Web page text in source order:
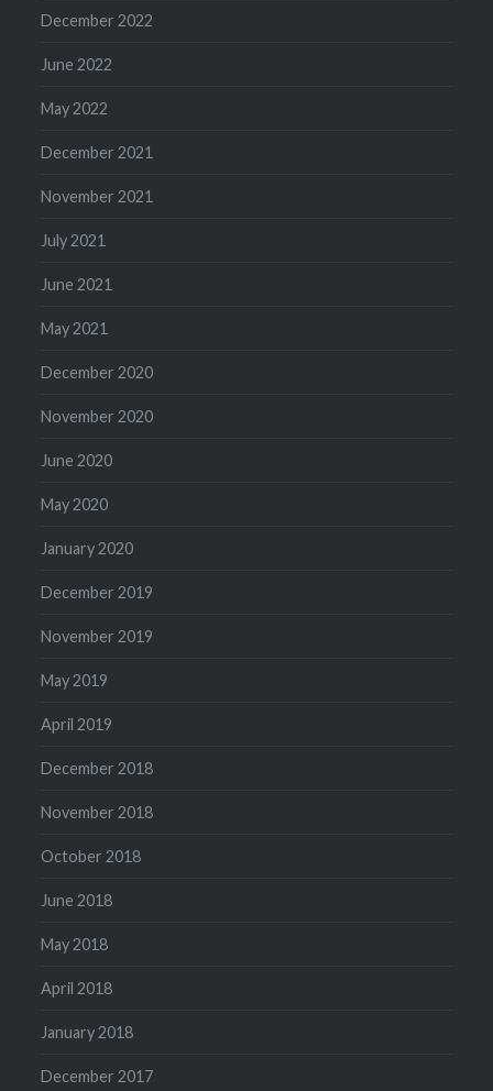
December 2022
June 2022
May 2022
December 2021
November 2021
July 2021
June 2021
May 2021
December 2020
November 2020
June 2020
May 2020
January 2020
December 2019
November 2019
May 2019
April 2019
December 2018
November 2018
October 2018
June 2018
May 2018
April 2018
January 2018
December 2017